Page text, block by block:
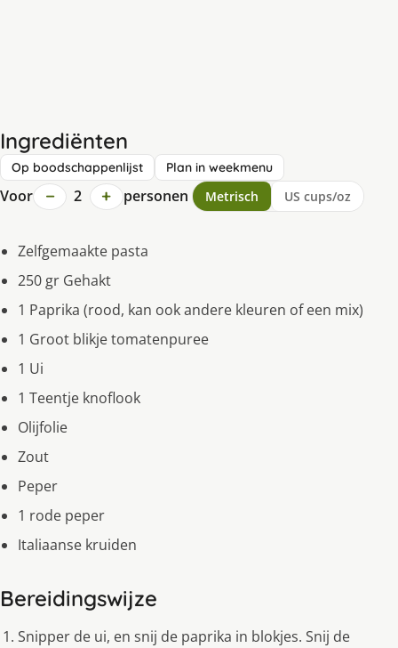
Ingrediënten
Op boodschappenlijst Plan in weekmenu
Voor − 2 + personen Metrisch US cups/oz
Zelfgemaakte pasta
250 gr Gehakt
1 Paprika (rood, kan ook andere kleuren of een mix)
1 Groot blikje tomatenpuree
1 Ui
1 Teentje knoflook
Olijfolie
Zout
Peper
1 rode peper
Italiaanse kruiden
Bereidingswijze
Snipper de ui, en snij de paprika in blokjes. Snij de